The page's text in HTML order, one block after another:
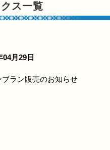
クス一覧
04月29日
ブラン販売のお知らせ